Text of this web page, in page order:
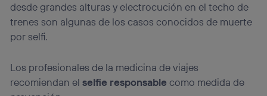
desde grandes alturas y electrocución en el techo de
trenes son algunas de los casos conocidos de muerte
por selfi.
Los profesionales de la medicina de viajes
recomiendan elselfie responsable como medida de